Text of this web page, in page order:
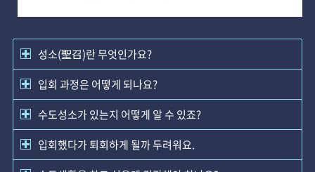
성소(聖召)란 무엇인가요?
입회 과정은 어떻게 되나요?
수도성소가 있는지 어떻게 알 수 있죠?
입회했다가 퇴회하게 될까 두려워요.